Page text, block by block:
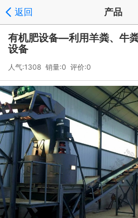
返回 产品
有机肥设备—利用羊粪、牛
设备
人气:1308 销量:0 评价:0